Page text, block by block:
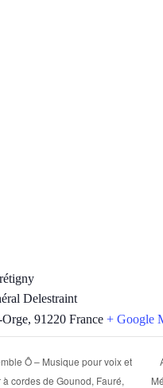
Delestraint
, 91220 France + Google
Ô – Musique pour voix et
cordes de Gounod, Fauré,